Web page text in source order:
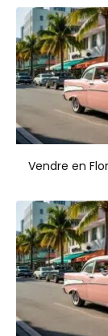
Vendre en